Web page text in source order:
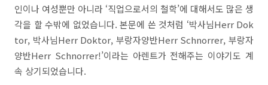
인이나 여성뿐만 아니라 ‘직업으로서의 철학’에 대해서도 많은 생
각을 할 수밖에 없었습니다. 본문에 쓴 것처럼 ‘박사님Herr Dok
tor, 박사님Herr Doktor, 부랑자양반Herr Schnorrer, 부랑자
양반Herr Schnorrer!’이라는 아렌트가 전해주는 이야기도 계
속 상기되었습니다.